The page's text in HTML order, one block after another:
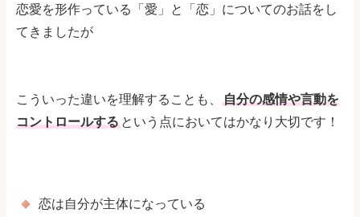
恋愛を形作っている「愛」と「恋」についてのお話をし
てきましたが
こういった違いを理解することも、
自分の感情や言動を
コントロールする という点においてはかなり大切です！
恋は自分が主体になっている